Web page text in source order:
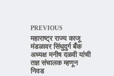
PREVIOUS
महाराष्ट्र राज्य काजू
मंडळावर सिंधुदुर्ग बँक
अध्यक्ष मनीष दळवी यांची
तज्ञ संचालक म्हणून
निवड